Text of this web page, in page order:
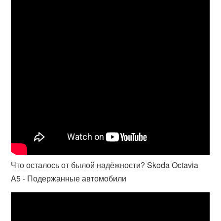
Что осталось от былой надёжности? Skoda Octavia
A5 - Подержанные автомобили